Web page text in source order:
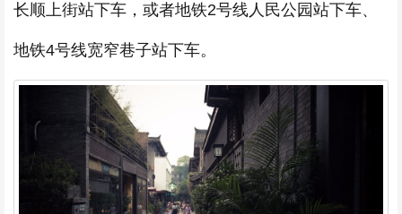
长顺上街站下车，或者地铁2号线人民公园站下车、
地铁4号线宽窄巷子站下车。